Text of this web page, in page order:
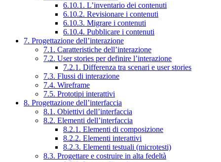
6.10.1. L’inventario dei contenuti
6.10.2. Revisionare i contenuti
6.10.3. Migrare i contenuti
6.10.4. Pubblicare i contenuti
7. Progettazione dell’interazione
7.1. Caratteristiche dell’interazione
7.2. User stories per definire l’interazione
7.2.1. Differenza tra scenari e user stories
7.3. Flussi di interazione
7.4. Wireframe
7.5. Prototipi interattivi
8. Progettazione dell’interfaccia
8.1. Obiettivi dell’interfaccia
8.2. Elementi dell’interfaccia
8.2.1. Elementi di composizione
8.2.2. Elementi interattivi
8.2.3. Elementi testuali (microtesti)
8.3. Progettare e costruire in alta fedeltà